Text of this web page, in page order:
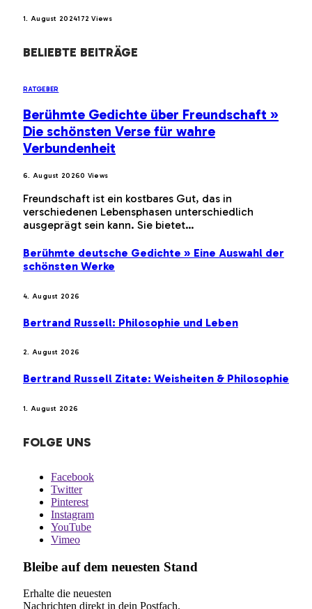
1. August 2024172Views
BELIEBTE BEITRÄGE
RATGEBER
Berühmte Gedichte über Freundschaft »
Die schönsten Verse für wahre
Verbundenheit
6. August 20260 Views
Freundschaft ist ein kostbares Gut, das in
verschiedenen Lebensphasen unterschiedlich
ausgeprägt sein kann. Sie bietet…
Berühmte deutsche Gedichte » Eine Auswahl der
schönsten Werke
4. August 2026
Bertrand Russell: Philosophie und Leben
2. August 2026
Bertrand Russell Zitate: Weisheiten & Philosophie
1. August 2026
FOLGE UNS
Facebook
Twitter
Pinterest
Instagram
YouTube
Vimeo
Bleibe auf dem neuesten Stand
Erhalte die neuesten
Nachrichten direkt in dein Postfach.